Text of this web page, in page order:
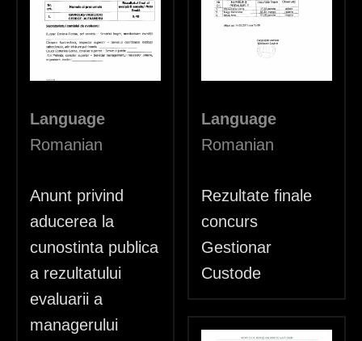
Language
Romanian
Anunt privind
aducerea la
cunostinta publica
a rezultatului
evaluarii a
managerului
Language
Romanian
Rezultate finale
concurs
Gestionar
Custode